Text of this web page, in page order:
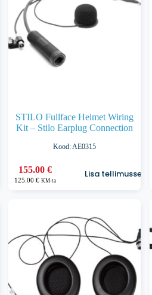
STILO Fullface Helmet Wiring
Kit – Stilo Earplug Connection
Kood: AE0315
155.00€
125.00€ KM-ta
Lisa tellimusse